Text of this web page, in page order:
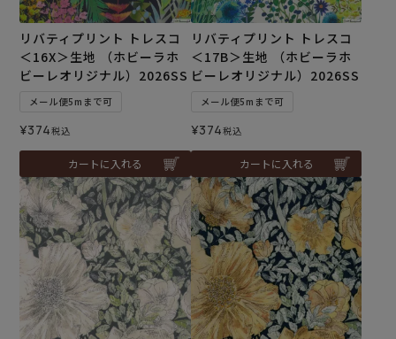
リバティプリント トレスコ
＜16X＞生地 （ホビーラホ
ビーレオリジナル）2026SS
メール便5mまで可
¥374税込
カートに入れる
リバティプリント トレスコ
＜17B＞生地 （ホビーラホ
ビーレオリジナル）2026SS
メール便5mまで可
¥374税込
カートに入れる